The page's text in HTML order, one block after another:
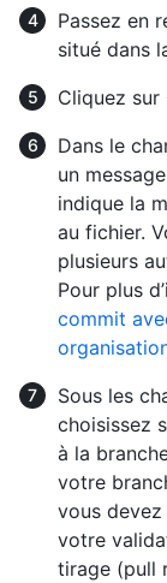
Passez en
situé dans
Cliquez sur
Dans le
un
indique la
au fichier.
plusieurs
Pour plus
commit
Sous les
choisissez
à la
votre
vous
votre
tirage (pull